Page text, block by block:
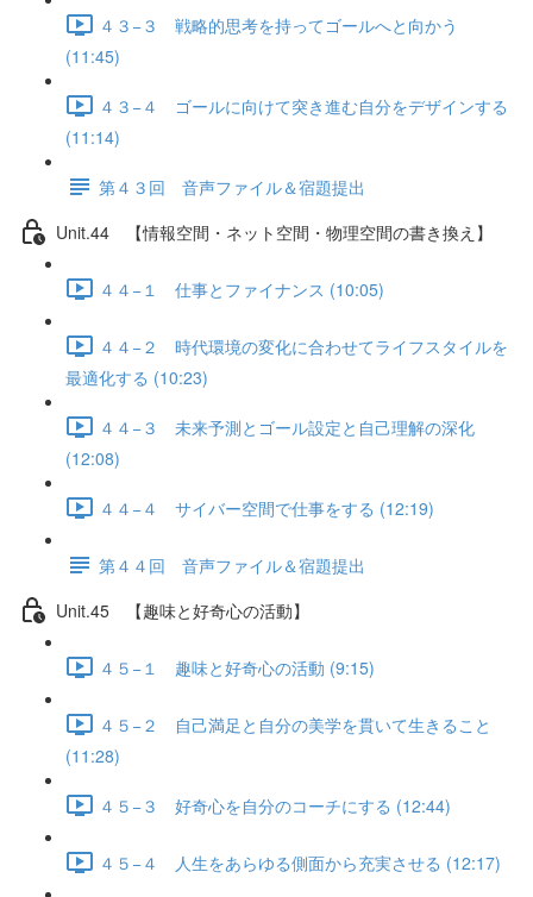
４３−３ 戦略的思考を持ってゴールへと向かう
(11:45)
４３−４ ゴールに向けて突き進む自分をデザインする
(11:14)
第４３回 音声ファイル＆宿題提出
Unit.44 【情報空間・ネット空間・物理空間の書き換え】
４４−１ 仕事とファイナンス (10:05)
４４−２ 時代環境の変化に合わせてライフスタイルを
最適化する (10:23)
４４−３ 未来予測とゴール設定と自己理解の深化
(12:08)
４４−４ サイバー空間で仕事をする (12:19)
第４４回 音声ファイル＆宿題提出
Unit.45 【趣味と好奇心の活動】
４５−１ 趣味と好奇心の活動 (9:15)
４５−２ 自己満足と自分の美学を貫いて生きること
(11:28)
４５−３ 好奇心を自分のコーチにする (12:44)
４５−４ 人生をあらゆる側面から充実させる (12:17)